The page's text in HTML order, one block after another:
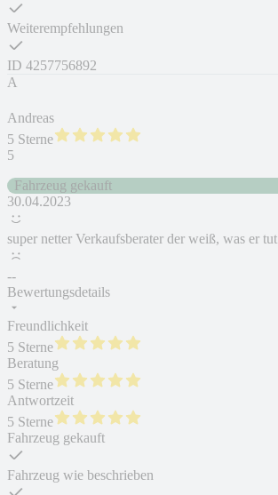
Weiterempfehlungen
ID 4257756892
A
Andreas
5 Sterne
5
Fahrzeug gekauft
30.04.2023
super netter Verkaufsberater der weiß, was er tut
--
Bewertungsdetails
Freundlichkeit
5 Sterne
Beratung
5 Sterne
Antwortzeit
5 Sterne
Fahrzeug gekauft
Fahrzeug wie beschrieben